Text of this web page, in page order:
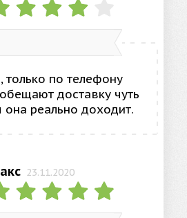
только по телефону
доставку чуть
она реально доходит.
23.11.2020